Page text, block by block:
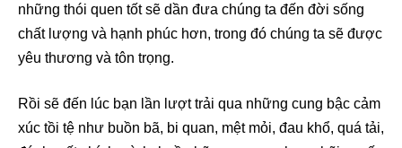
những thói quen tốt sẽ dần đưa chúng ta đến đời sống
chất lượng và hạnh phúc hơn, trong đó chúng ta sẽ được
yêu thương và tôn trọng.
Rồi sẽ đến lúc bạn lần lượt trải qua những cung bậc cảm
xúc tồi tệ như buồn bã, bi quan, mệt mỏi, đau khổ, quá tải,